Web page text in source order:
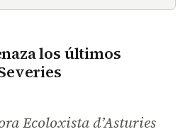
los últimos
Ecoloxista d’Asturies